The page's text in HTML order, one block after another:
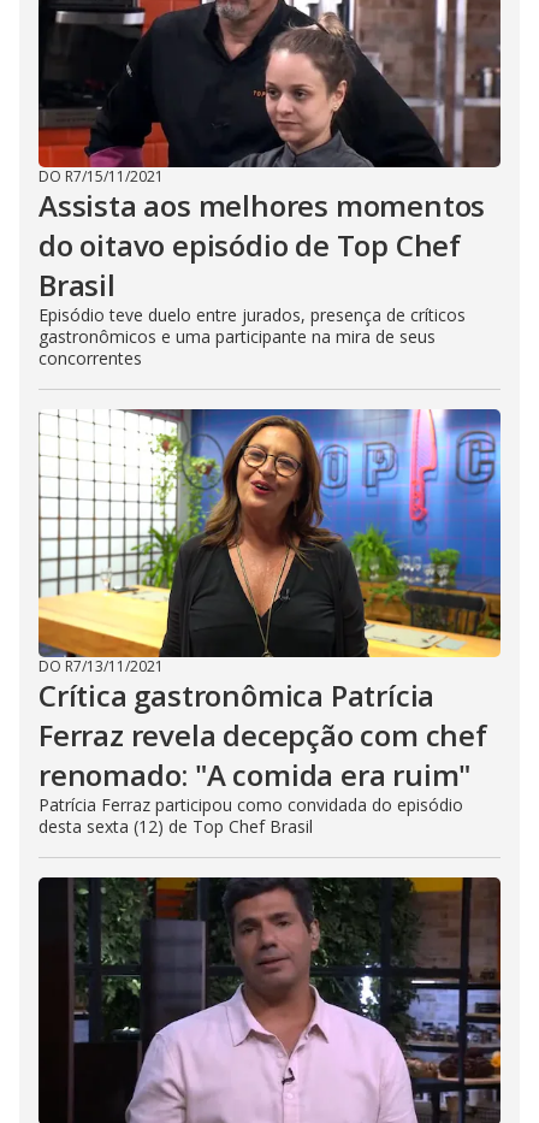
DO R7/15/11/2021
Assista aos melhores momentos
do oitavo episódio de Top Chef
Brasil
Episódio teve duelo entre jurados, presença de críticos
gastronômicos e uma participante na mira de seus
concorrentes
DO R7/13/11/2021
Crítica gastronômica Patrícia
Ferraz revela decepção com chef
renomado: "A comida era ruim"
Patrícia Ferraz participou como convidada do episódio
desta sexta (12) de Top Chef Brasil